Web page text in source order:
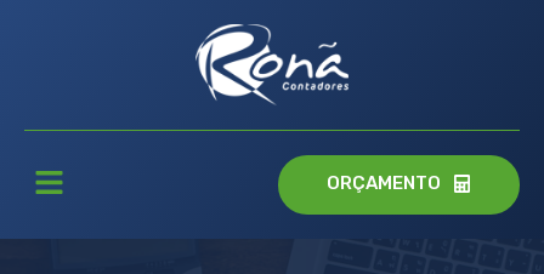
ORÇAMENTO